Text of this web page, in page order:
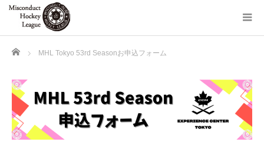
Home MHL Tokyo 53rd Seasonお申込フォーム